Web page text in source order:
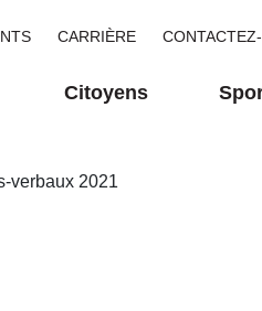
CARRIÈRE
Citoyens
verbaux 2021